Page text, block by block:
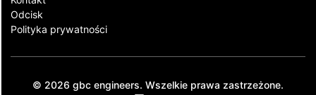
Odcisk
Polityka prywatności
© 2026 gbc engineers. Wszelkie prawa zastrzeżone.